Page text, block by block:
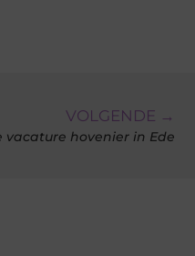
VOLGENDE →
hovenier in Ede